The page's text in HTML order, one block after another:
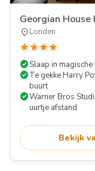
Georgian
location_onLonden
starstarstarstar
check_circleSlaap in
check_circleTe gekke Harry
buurt
check_circleWarner Bros
uurtje afstand
Bekijk